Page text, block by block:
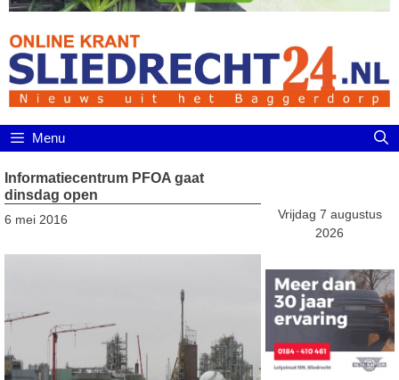
Menu
Informatiecentrum PFOA gaat
dinsdag open
6 mei 2016
Vrijdag 7 augustus
2026